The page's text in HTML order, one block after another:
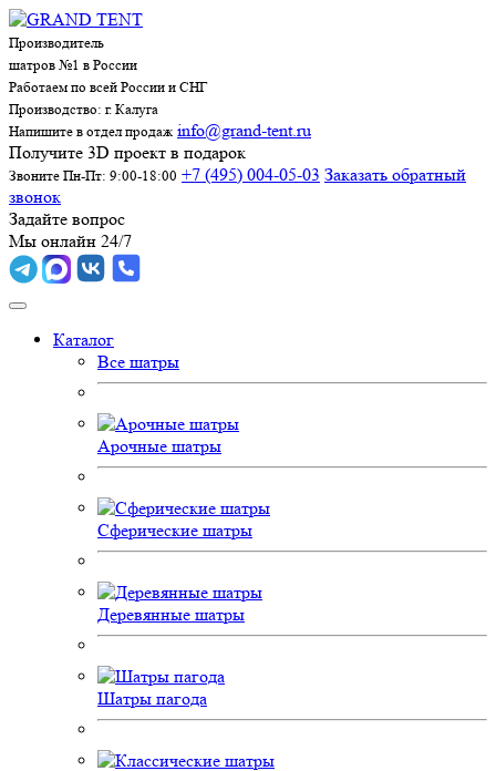
Производитель
шатров №1 в России
Работаем по всей России и СНГ
Производство: г. Калуга
Напишите в отдел продаж info@grand-tent.ru
Получите 3D проект в подарок
Звоните Пн-Пт: 9:00-18:00 +7 (495) 004-05-03 Заказать обратный
звонок
Задайте вопрос
Мы онлайн 24/7
Каталог
Все шатры
Арочные шатры
Сферические шатры
Деревянные шатры
Шатры пагода